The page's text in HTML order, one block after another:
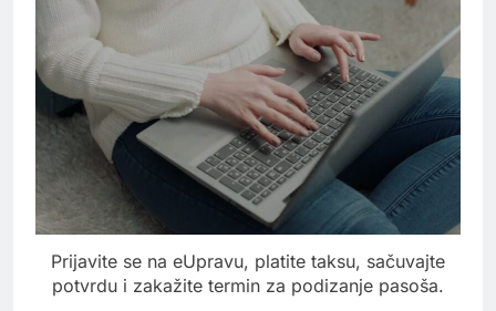
Prijavite se na eUpravu, platite taksu, sačuvajte
potvrdu i zakažite termin za podizanje pasoša.